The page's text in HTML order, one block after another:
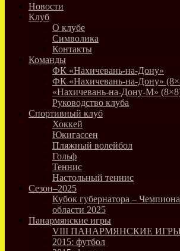
Новости
Клуб
О клубе
Символика
Контакты
Команды
ФК «Нахичевань-на-Дону»
ФК «Нахичевань-на-Дону»
«Нахичевань-на-Дону-М»
Руководство клуба
Спортивный клуб
Хоккей
Юкигассен
Пляжный волейбол
Гольф
Теннис
Настольный теннис
Сезон–2025
Кубок губернатора –
области 2025
Панармянские игры
VIII ПАНАРМЯНСКИЕ
2015: футбол